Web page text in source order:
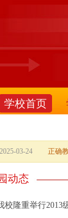
学校首页
2025-03-24 正确
动态
校隆重举行2013